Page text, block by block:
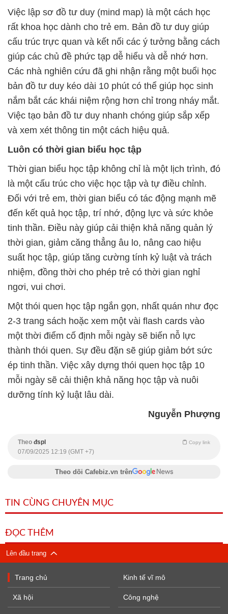
Việc lập sơ đồ tư duy (mind map) là một cách học
rất khoa học dành cho trẻ em. Bản đồ tư duy giúp
cấu trúc trực quan và kết nối các ý tưởng bằng cách
giúp các chủ đề phức tạp dễ hiểu và dễ nhớ hơn.
Các nhà nghiên cứu đã ghi nhận rằng một buổi học
bản đồ tư duy kéo dài 10 phút có thể giúp học sinh
nắm bắt các khái niệm rộng hơn chỉ trong nháy mắt.
Việc tạo bản đồ tư duy nhanh chóng giúp sắp xếp
và xem xét thông tin một cách hiệu quả.
Luôn có thời gian biểu học tập
Thời gian biểu học tập không chỉ là một lịch trình, đó
là một cấu trúc cho việc học tập và tự điều chỉnh.
Đối với trẻ em, thời gian biểu có tác động mạnh mẽ
đến kết quả học tập, trí nhớ, động lực và sức khỏe
tinh thần. Điều này giúp cải thiện khả năng quản lý
thời gian, giảm căng thẳng âu lo, nâng cao hiệu
suất học tập, giúp tăng cường tính kỷ luật và trách
nhiệm, đồng thời cho phép trẻ có thời gian nghỉ
ngơi, vui chơi.
Một thói quen học tập ngắn gọn, nhất quán như đọc
2-3 trang sách hoặc xem một vài flash cards vào
một thời điểm cố định mỗi ngày sẽ biến nỗ lực
thành thói quen. Sự đều đặn sẽ giúp giảm bớt sức
ép tinh thần. Việc xây dựng thói quen học tập 10
mỗi ngày sẽ cải thiện khả năng học tập và nuôi
dưỡng tính kỷ luật lâu dài.
Nguyễn Phượng
Theo đspl Copy link
07/09/2025 12:19 (GMT +7)
Theo dõi Cafebiz.vn trên
TIN CÙNG CHUYÊN MỤC
ĐỌC THÊM
Lên đầu trang
Trang chủ
Xã hội
Kinh tế vĩ mô
Công nghệ